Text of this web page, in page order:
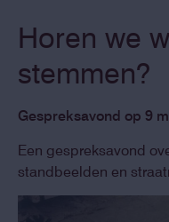
Horen we
stemmen?
Gespreksavond op 9
Een gespreksavond
standbeelden en